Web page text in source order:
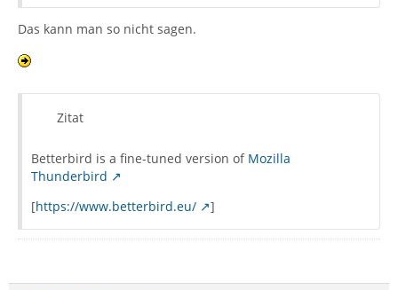
Das kann man so nicht sagen.
Zitat
Betterbird is a fine-tuned version of Mozilla
Thunderbird
[https://www.betterbird.eu/ ]